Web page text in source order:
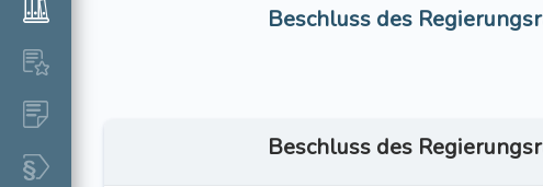
Beschluss des
Beschluss des